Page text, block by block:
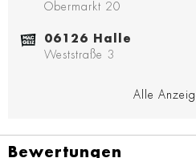
Obermarkt 20
06126 Halle
Weststraße 3
Alle
Bewertungen